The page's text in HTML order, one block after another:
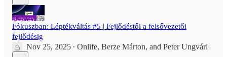
Fókuszban: Léptékváltás #5 | Fejlődéstől a felsővezetői
fejlődésig
Nov 25, 2025 • Onlife, Berze Márton, and Peter Ungvári